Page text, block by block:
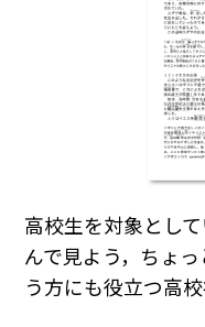
高校生を対象とし
んで見よう，ちょ
う方にも役立つ高